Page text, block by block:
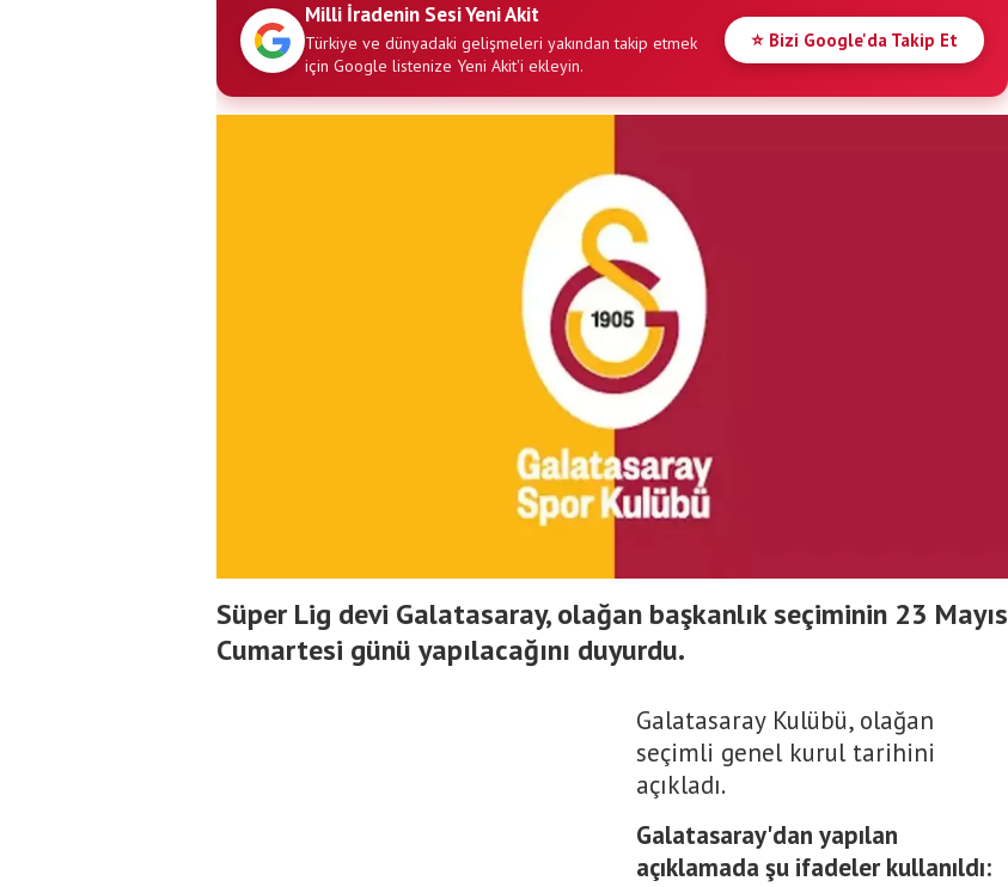
Milli İradenin Sesi Yeni Akit
Türkiye ve dünyadaki gelişmeleri yakından takip etmek
için Google listenize Yeni Akit'i ekleyin.
⭐ Bizi Google'da Takip Et
Süper Lig devi Galatasaray, olağan başkanlık seçiminin 23 Mayıs
Cumartesi günü yapılacağını duyurdu.
Galatasaray Kulübü, olağan
seçimli genel kurul tarihini
açıkladı.
Galatasaray'dan yapılan
açıklamada şu ifadeler kullanıldı: